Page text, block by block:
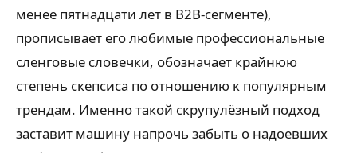
менее пятнадцати лет в B2B-сегменте),
прописывает его любимые профессиональные
сленговые словечки, обозначает крайнюю
степень скепсиса по отношению к популярным
трендам. Именно такой скрупулёзный подход
заставит машину напрочь забыть о надоевших